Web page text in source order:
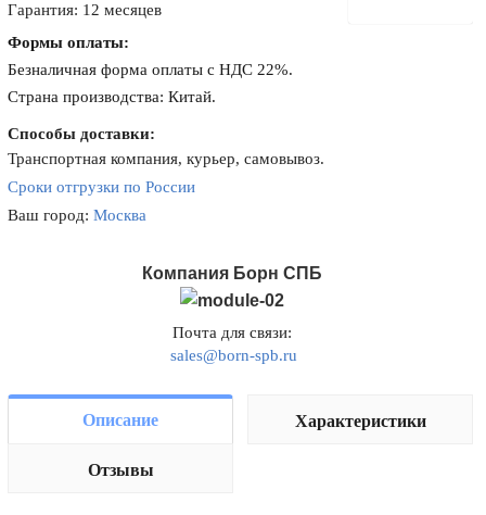
Гарантия: 12 месяцев
Формы оплаты:
Безналичная форма оплаты с НДС 22%.
Страна производства: Китай.
Способы доставки:
Транспортная компания, курьер, самовывоз.
Сроки отгрузки по России
Ваш город:Москва
Компания Борн СПБ
Почта для связи:
sales@born-spb.ru
Описание Характеристики
Отзывы